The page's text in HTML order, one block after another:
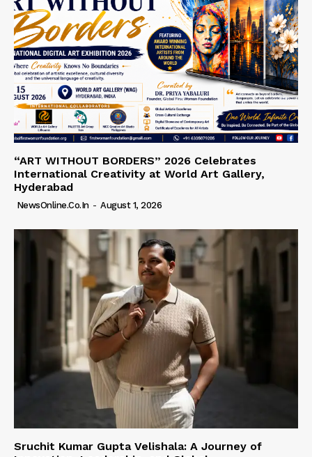
“ART WITHOUT BORDERS” 2026 Celebrates
International Creativity at World Art Gallery,
Hyderabad
NewsOnline.co.in - August 1, 2026
Sruchit Kumar Gupta Velishala: A Journey of